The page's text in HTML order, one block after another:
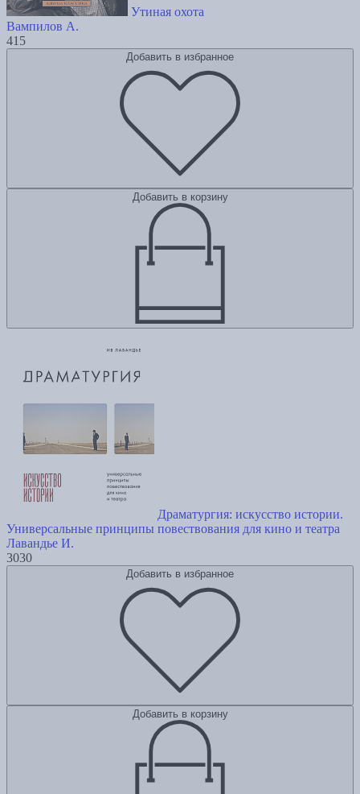
Утиная охота
Вампилов А.
415
Добавить в избранное
Добавить в корзину
Драматургия: искусство истории.
Универсальные принципы повествования для кино и театра
Лавандье И.
3030
Добавить в избранное
Добавить в корзину